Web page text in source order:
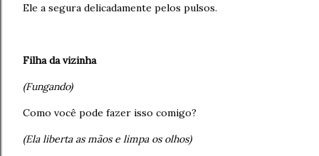
Ele a segura delicadamente pelos pulsos.
Filha da vizinha
(Fungando)
Como você pode fazer isso comigo?
(Ela liberta as mãos e limpa os olhos)